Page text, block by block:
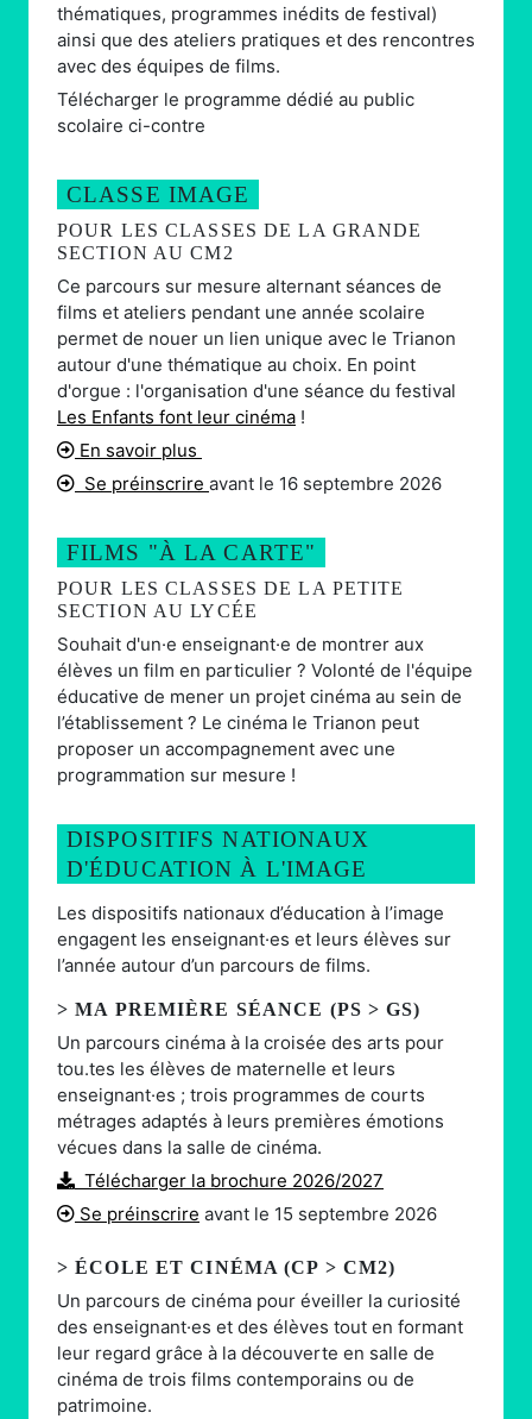
thématiques, programmes inédits de festival)
ainsi que des ateliers pratiques et des rencontres
avec des équipes de films.
Télécharger le programme dédié au public
scolaire ci-contre
CLASSE IMAGE
POUR LES CLASSES DE LA GRANDE
SECTION AU CM2
Ce parcours sur mesure alternant séances de
films et ateliers pendant une année scolaire
permet de nouer un lien unique avec le Trianon
autour d'une thématique au choix. En point
d'orgue : l'organisation d'une séance du festival
Les Enfants font leur cinéma !
En savoir plus
Se préinscrire avant le 16 septembre 2026
FILMS "À LA CARTE"
POUR LES CLASSES DE LA PETITE
SECTION AU LYCÉE
Souhait d'un·e enseignant·e de montrer aux
élèves un film en particulier ? Volonté de l'équipe
éducative de mener un projet cinéma au sein de
l’établissement ? Le cinéma le Trianon peut
proposer un accompagnement avec une
programmation sur mesure !
DISPOSITIFS NATIONAUX
D'ÉDUCATION À L'IMAGE
Les dispositifs nationaux d’éducation à l’image
engagent les enseignant·es et leurs élèves sur
l’année autour d’un parcours de films.
> MA PREMIÈRE SÉANCE (PS > GS)
Un parcours cinéma à la croisée des arts pour
tou.tes les élèves de maternelle et leurs
enseignant·es ; trois programmes de courts
métrages adaptés à leurs premières émotions
vécues dans la salle de cinéma.
Télécharger la brochure 2026/2027
Se préinscrire avant le 15 septembre 2026
> ÉCOLE ET CINÉMA (CP > CM2)
Un parcours de cinéma pour éveiller la curiosité
des enseignant·es et des élèves tout en formant
leur regard grâce à la découverte en salle de
cinéma de trois films contemporains ou de
patrimoine.